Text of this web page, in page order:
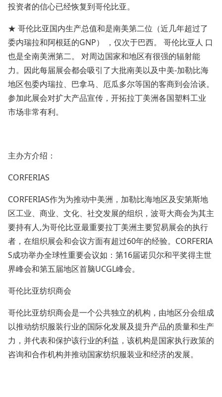
投资者的信心已经恢复到哥伦比亚。
★ 哥伦比亚国内生产总值和是南美第二位（近几年超过了
委内瑞拉和阿根廷的GNP） ，仅次于巴西。 哥伦比亚人 口
也是全南美洲第二。 对周边国家和地区有很强的辐射能
力。因此每届展会都会吸引了大批南美以及中美-加勒比海
地区包委内瑞拉、巴拿马、厄瓜多尔等国的客商到会洽谈。
参加此展会对扩大产品宣传，开拓拉丁美洲各国塑料工业
市场非常有利。
主办方介绍：
CORFERIAS
CORFERIAS作为为推动中美洲，加勒比海地区及安第斯地
区工业、商业、文化、社交发展的组织，波哥大商会为其主
要持有人,为哥伦比亚最重要拉丁美洲主要贸易展会的执行
者，在组织展会和会议方面有超过60年的经验。CORFERIA
S成功举办全球性重要会议如：第16届诺贝尔和平奖得主世
界峰会和第五届地区首脑UCGL峰会。
哥伦比亚纺织商会
哥伦比亚纺织商会是一个公共独立的机构，由地区分会组成
以推动纺织服装行业的国际化发展及提升产品的质量和生产
力，并代表和保护该行业的利益，该机构是国家执行政策的
咨询和合作机构并推动国家纺织服装业和经济的发展。